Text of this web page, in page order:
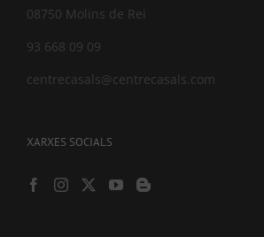
08750 Molins de Rei
93 668 09 09
centrecasals@centrecasals.com
XARXES SOCIALS